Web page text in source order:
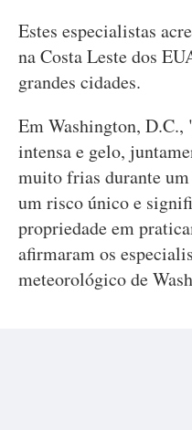
Estes especialistas
na Costa Leste dos
grandes cidades.
Em Washington, D.C.,
intensa e gelo,
muito frias durante
um risco único e
propriedade em
afirmaram os
meteorológico de